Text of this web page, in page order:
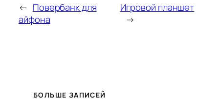
← Повербанк для
айфона
Игровой планшет
→
БОЛЬШЕ ЗАПИСЕЙ